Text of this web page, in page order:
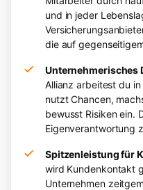
und in jeder
die auf
Unternehmerisches
Allianz arbeitest du
nutzt Chancen,
bewusst Risiken ein.
Eigenverantwortung
Spitzenleistung für
wird Kundenkontakt
Unternehmen